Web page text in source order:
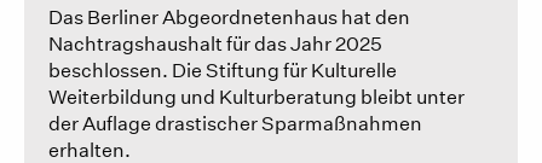
Das Berliner Abgeordnetenhaus hat den
Nachtragshaushalt für das Jahr 2025
beschlossen. Die Stiftung für Kulturelle
Weiterbildung und Kulturberatung bleibt unter
der Auflage drastischer Sparmaßnahmen
erhalten.